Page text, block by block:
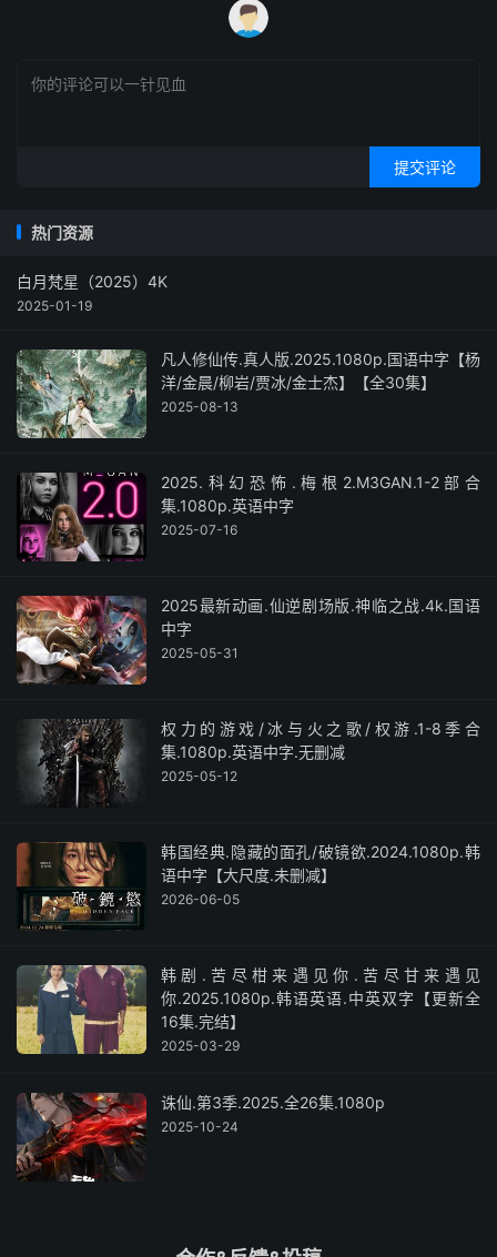
提交评论
热门资源
白月梵星（2025）4K
2025-01-19
凡人修仙传.真人版.2025.1080p.国语中字【杨
洋/金晨/柳岩/贾冰/金士杰】【全30集】
2025-08-13
2025.科幻恐怖.梅根2.M3GAN.1-2部合
集.1080p.英语中字
2025-07-16
2025最新动画.仙逆剧场版.神临之战.4k.国语
中字
2025-05-31
权力的游戏/冰与火之歌/权游.1-8季合
集.1080p.英语中字.无删减
2025-05-12
韩国经典.隐藏的面孔/破镜欲.2024.1080p.韩
语中字【大尺度.未删减】
2026-06-05
韩剧.苦尽柑来遇见你.苦尽甘来遇见
你.2025.1080p.韩语英语.中英双字【更新全
16集.完结】
2025-03-29
诛仙.第3季.2025.全26集.1080p
2025-10-24